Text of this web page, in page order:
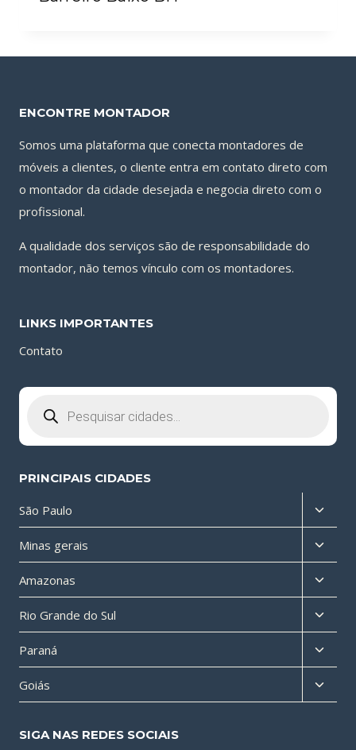
ENCONTRE MONTADOR
Somos uma plataforma que conecta montadores de
móveis a clientes, o cliente entra em contato direto com
o montador da cidade desejada e negocia direto com o
profissional.
A qualidade dos serviços são de responsabilidade do
montador, não temos vínculo com os montadores.
LINKS IMPORTANTES
Contato
produtos
PRINCIPAIS CIDADES
São Paulo
menu
filho
Minas gerais
menu
filho
Amazonas
menu
filho
Rio Grande do Sul
menu
filho
Paraná
menu
filho
Goiás
menu
SIGA NAS REDES SOCIAIS